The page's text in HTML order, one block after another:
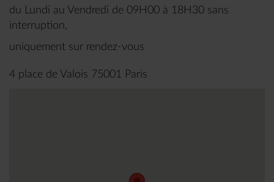
du Lundi au Vendredi de 09H00 à 18H30 sans
interruption,
uniquement sur rendez-vous
4 place de Valois 75001 Paris